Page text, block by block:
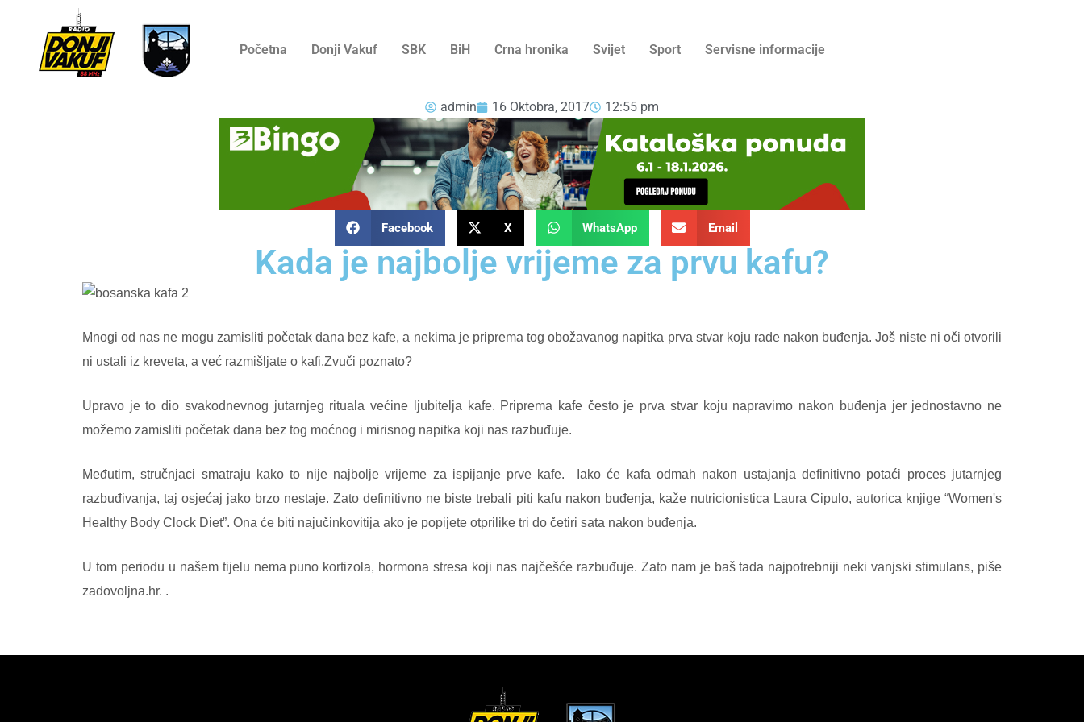
Početna Donji Vakuf SBK BiH Crna hronika Svijet Sport Servisne informacije
admin 16 Oktobra, 2017 12:55 pm
Facebook X WhatsApp Email
Kada je najbolje vrijeme za prvu kafu?
Mnogi od nas ne mogu zamisliti početak dana bez kafe, a nekima je priprema tog obožavanog napitka prva stvar koju rade nakon buđenja. Još niste ni oči otvorili
ni ustali iz kreveta, a već razmišljate o kafi.Zvuči poznato?
Upravo je to dio svakodnevnog jutarnjeg rituala većine ljubitelja kafe. Priprema kafe često je prva stvar koju napravimo nakon buđenja jer jednostavno ne
možemo zamisliti početak dana bez tog moćnog i mirisnog napitka koji nas razbuđuje.
Međutim, stručnjaci smatraju kako to nije najbolje vrijeme za ispijanje prve kafe. Iako će kafa odmah nakon ustajanja definitivno potaći proces jutarnjeg
razbuđivanja, taj osjećaj jako brzo nestaje. Zato definitivno ne biste trebali piti kafu nakon buđenja, kaže nutricionistica Laura Cipulo, autorica knjige “Women's
Healthy Body Clock Diet”. Ona će biti najučinkovitija ako je popijete otprilike tri do četiri sata nakon buđenja.
U tom periodu u našem tijelu nema puno kortizola, hormona stresa koji nas najčešće razbuđuje. Zato nam je baš tada najpotrebniji neki vanjski stimulans, piše
zadovoljna.hr. .